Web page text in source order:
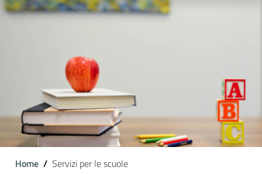
Home Servizi per le scuole